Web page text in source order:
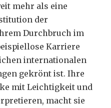
mehr als eine
der
Durchbruch im
Karriere
internationalen
gekrönt ist. Ihre
mit Leichtigkeit und
macht sie